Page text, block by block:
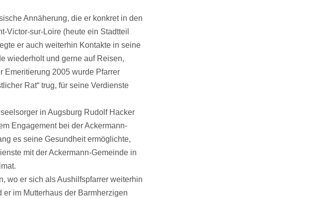
Annäherung, die er konkret in den
Victor-sur-Loire (heute ein Stadtteil
er auch weiterhin Kontakte in seine
wiederholt und gerne auf Reisen,
Emeritierung 2005 wurde Pfarrer
Rat“ trug, für seine Verdienste
in Augsburg Rudolf Hacker
Engagement bei der Ackermann-
es seine Gesundheit ermöglichte,
mit der Ackermann-Gemeinde in
wo er sich als Aushilfspfarrer weiterhin
im Mutterhaus der Barmherzigen